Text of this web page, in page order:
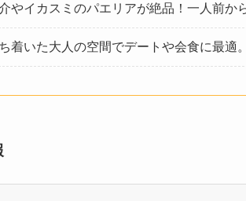
やイカスミのパエリアが絶品！一人前か
着いた大人の空間でデートや会食に最適